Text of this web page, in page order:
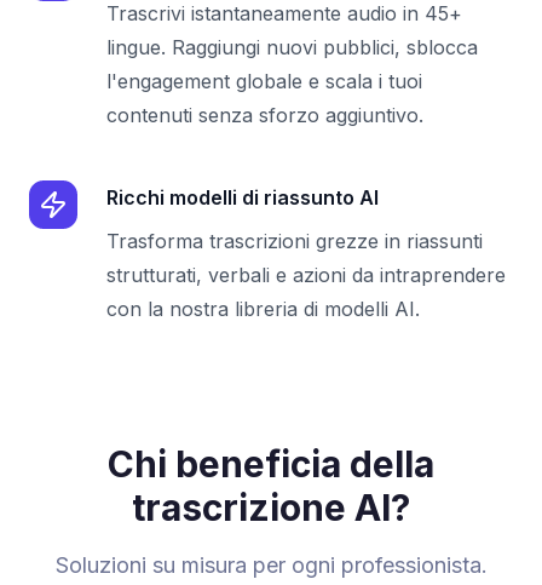
Trascrivi istantaneamente audio in 45+
lingue. Raggiungi nuovi pubblici, sblocca
l'engagement globale e scala i tuoi
contenuti senza sforzo aggiuntivo.
Ricchi modelli di riassunto AI
Trasforma trascrizioni grezze in riassunti
strutturati, verbali e azioni da intraprendere
con la nostra libreria di modelli AI.
Chi beneficia della
trascrizione AI?
Soluzioni su misura per ogni professionista.